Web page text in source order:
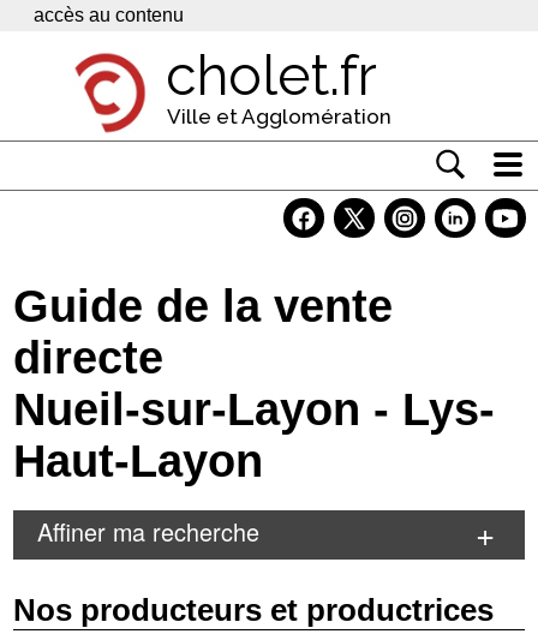
Panneau de gestion des cookies
accès au contenu
cholet.fr
Ville et Agglomération
Economie
Services
Contacts
Guide de la vente
directe
Nueil-sur-Layon - Lys-
Haut-Layon
Affiner ma recherche
Nos producteurs et productrices